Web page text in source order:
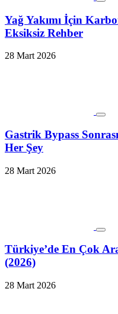
Yağ Yakımı İçin
Eksiksiz Rehber
28 Mart 2026
Gastrik Bypass
Her Şey
28 Mart 2026
Türkiye’de En Çok
(2026)
28 Mart 2026